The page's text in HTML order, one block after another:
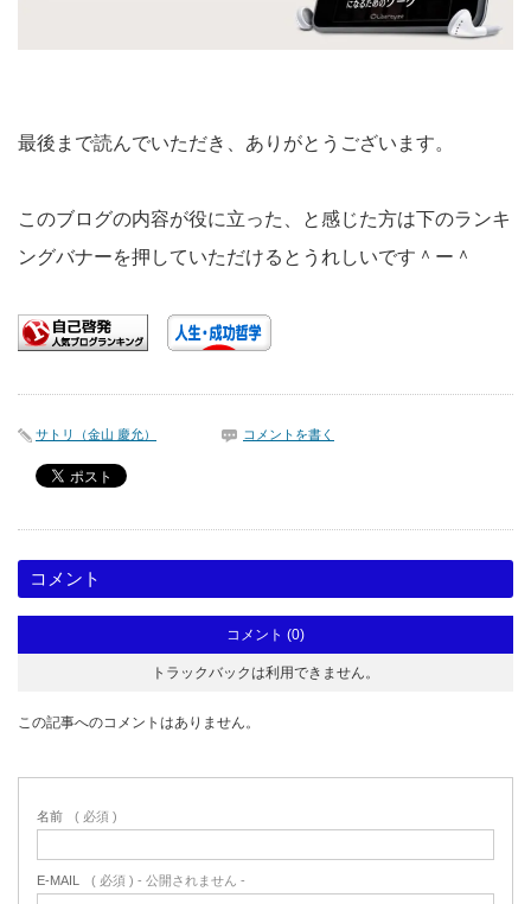
最後まで読んでいただき、ありがとうございます。
このブログの内容が役に立った、と感じた方は下のランキ
ングバナーを押していただけるとうれしいです＾ー＾
サトリ（金山 慶允） コメントを書く
コメント
コメント (0)
トラックバックは利用できません。
この記事へのコメントはありません。
名前 ( 必須 )
E-MAIL ( 必須 ) - 公開されません -